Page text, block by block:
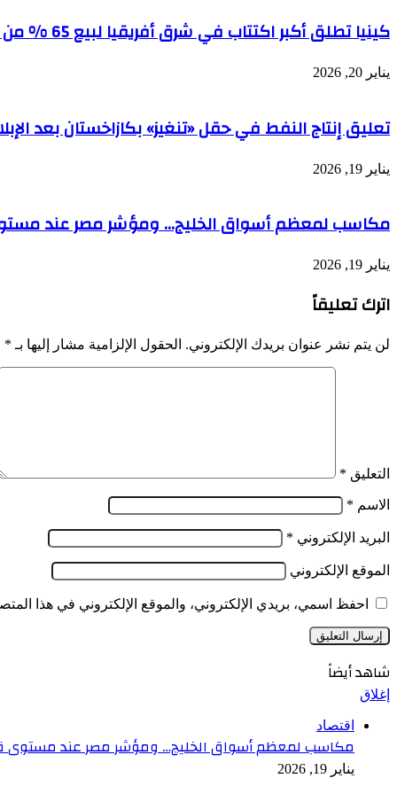
كينيا تطلق أكبر اكتتاب في شرق أفريقيا لبيع 65 % من شركة أنابيب النفط
يناير 20, 2026
تعليق إنتاج النفط في حقل «تنغيز» بكازاخستان بعد
يناير 19, 2026
مكاسب لمعظم أسواق الخليج… ومؤشر مصر عند
يناير 19, 2026
اترك تعليقاً
لن يتم نشر عنوان بريدك الإلكتروني. الحقول الإلزامية مشار إليها بـ *
التعليق *
الاسم *
البريد الإلكتروني *
الموقع الإلكتروني
احفظ اسمي، بريدي الإلكتروني، والموقع الإلكتروني في هذا
شاهد أيضاً
إغلاق
اقتصاد
مكاسب لمعظم أسواق الخليج… ومؤشر مصر عند مستوى
يناير 19, 2026